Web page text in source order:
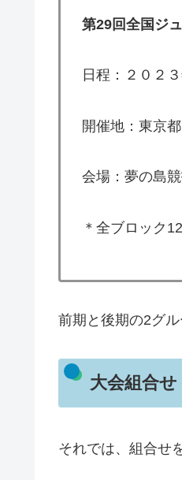
第29回全国ジ
日程：２０２
開催地：東京都
会場：夢の島
＊全ブロック
前期と後期の2グ
大会組合せ
それでは、組合せ